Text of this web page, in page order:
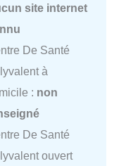
site internet
De Santé
à
: non
De Santé
ouvert